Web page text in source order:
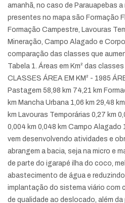
amanhã, no caso de Parauapebas
presentes no mapa são Formação
Formação Campestre, Lavouras
Mineração, Campo Alagado e
comparação das classes que
Tabela 1. Áreas em Km² das
CLASSES ÁREA EM KM² - 1985
Pastagem 58,98 km 74,21 km
km Mancha Urbana 1,06 km 29,48
km Lavouras Temporárias 0,27 km
0,004 km 0,048 km Campo Alagado
vem desenvolvendo atividades e
abrangem a bacia, seja na micro e
de parte do igarapé ilha do coco,
abastecimento de água e reduzindo
implantação do sistema viário com
de qualidade ao deslocado, além